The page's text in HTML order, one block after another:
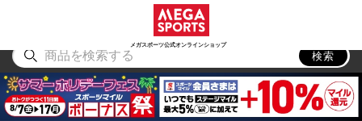
メガスポーツ公式オンラインショップ
アウトドア
検索